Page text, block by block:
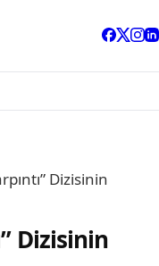
Dizisinin
Dizisinin